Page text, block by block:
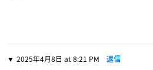
2025年4月8日 at 8:21 PM 返信